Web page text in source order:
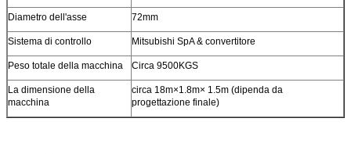
Diametro dell'asse 72mm
Sistema di controllo Mitsubishi SpA & convertitore
Peso totale della macchina Circa 9500KGS
La dimensione della
macchina
circa 18m×1.8m× 1.5m (dipenda da
progettazione finale)